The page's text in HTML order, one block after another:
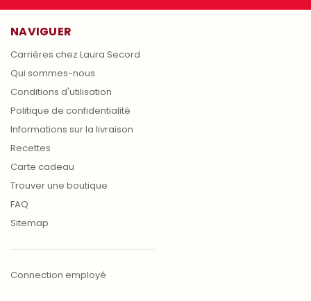
NAVIGUER
Carrières chez Laura Secord
Qui sommes-nous
Conditions d'utilisation
Politique de confidentialité
Informations sur la livraison
Recettes
Carte cadeau
Trouver une boutique
FAQ
Sitemap
Connection employé